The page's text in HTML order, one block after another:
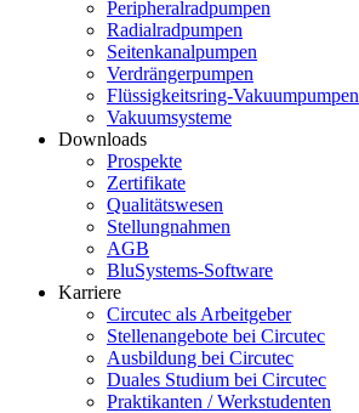
Peripheralradpumpen
Radialradpumpen
Seitenkanalpumpen
Verdrängerpumpen
Flüssigkeitsring-Vakuumpumpen
Vakuumsysteme
Downloads
Prospekte
Zertifikate
Qualitätswesen
Stellungnahmen
AGB
BluSystems-Software
Karriere
Circutec als Arbeitgeber
Stellenangebote bei Circutec
Ausbildung bei Circutec
Duales Studium bei Circutec
Praktikanten / Werkstudenten